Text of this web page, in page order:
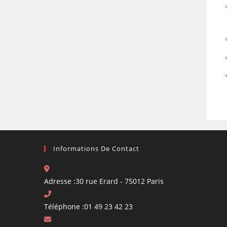
Informations De Contact
Adresse :30 rue Erard - 75012 Paris
Téléphone :01 49 23 42 23